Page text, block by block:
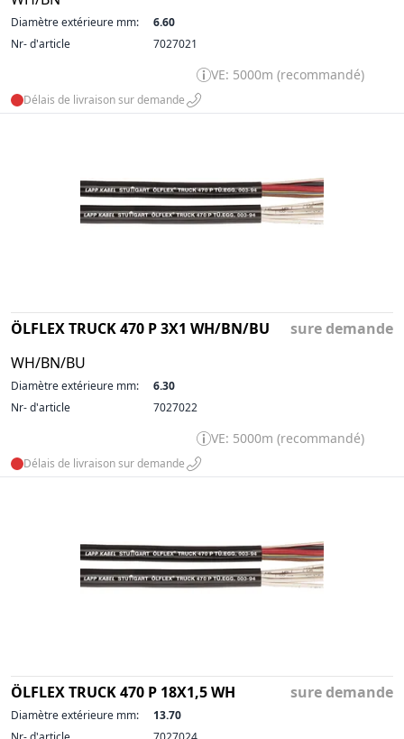
Diamètre extérieure mm:
6.60
Nr- d'article
7027021
VE: 5000m (recommandé)
Délais de livraison sur demande
ÖLFLEX TRUCK 470 P 3X1 WH/BN/BU
WH/BN/BU
sure demande
Diamètre extérieure mm:
6.30
Nr- d'article
7027022
VE: 5000m (recommandé)
Délais de livraison sur demande
ÖLFLEX TRUCK 470 P 18X1,5 WH sure demande
Diamètre extérieure mm:
13.70